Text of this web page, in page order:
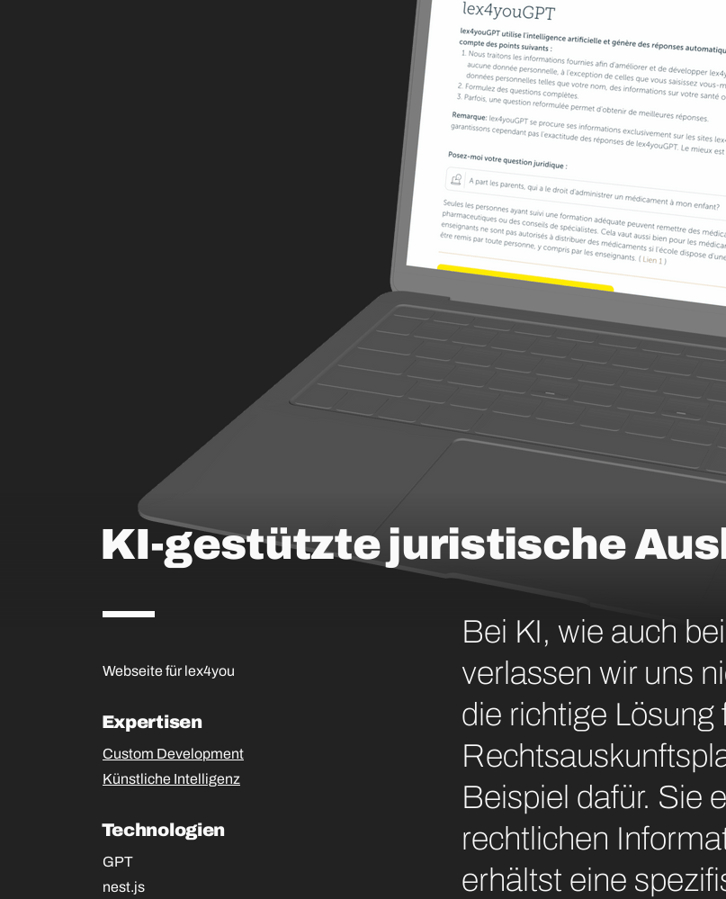
KI-gestützte juristische
Webseite für lex4you
Expertisen
Custom Development
Künstliche Intelligenz
Technologien
GPT
nest.js
Bei KI, wie auch
verlassen wir uns
die richtige
Beispiel dafür. Sie
rechtlichen
erhältst eine